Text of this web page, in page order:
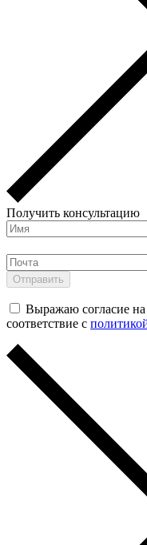
Получить консультацию
Выражаю согласие
соответствие с